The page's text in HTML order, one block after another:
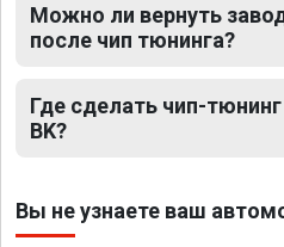
Можно ли вернуть
после чип тюнинга?
Где сделать чип-
BK?
Вы не узнаете ваш